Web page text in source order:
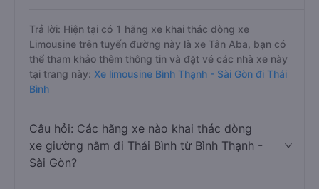
Trả lời: Hiện tại có 1 hãng xe khai thác dòng xe
Limousine trên tuyến đường này là xe Tân Aba, bạn có
thể tham khảo thêm thông tin và đặt vé các nhà xe này
tại trang này: Xe limousine Bình Thạnh - Sài Gòn đi Thái
Bình
Câu hỏi: Các hãng xe nào khai thác dòng
xe giường nằm đi Thái Bình từ Bình Thạnh -
Sài Gòn?